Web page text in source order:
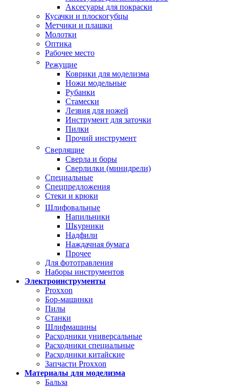
Аксесуары для покраски
Кусачки и плоскогубцы
Метчики и плашки
Молотки
Оптика
Рабочее место
Режущие
Коврики для моделизма
Ножи модельные
Рубанки
Стамески
Лезвия для ножей
Инструмент для заточки
Пилки
Прочий инструмент
Сверлящие
Сверла и боры
Сверлилки (минидрели)
Специальные
Спецпредложения
Стеки и крюки
Шлифовальные
Напильники
Шкурники
Надфили
Наждачная бумага
Прочее
Для фототравления
Наборы инструментов
Электроинструменты
Proxxon
Бор-машинки
Пилы
Станки
Шлифмашины
Расходники универсальные
Расходники специальные
Расходники китайские
Запчасти Proxxon
Материалы для моделизма
Бальза